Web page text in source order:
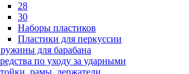
28
30
Наборы пластиков
Пластики для перкуссии
для барабана
по уходу за ударными
рамы, держатели